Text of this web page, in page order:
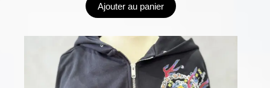
Ajouter au panier